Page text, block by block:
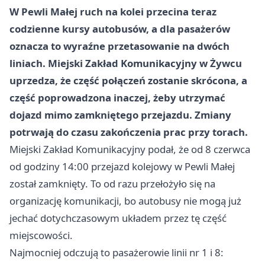
W Pewli Małej ruch na kolei przecina teraz
codzienne kursy autobusów, a dla pasażerów
oznacza to wyraźne przetasowanie na dwóch
liniach. Miejski Zakład Komunikacyjny w Żywcu
uprzedza, że część połączeń zostanie skrócona, a
część poprowadzona inaczej, żeby utrzymać
dojazd mimo zamkniętego przejazdu. Zmiany
potrwają do czasu zakończenia prac przy torach.
Miejski Zakład Komunikacyjny podał, że od 8 czerwca
od godziny 14:00 przejazd kolejowy w Pewli Małej
został zamknięty. To od razu przełożyło się na
organizację komunikacji, bo autobusy nie mogą już
jechać dotychczasowym układem przez tę część
miejscowości.
Najmocniej odczują to pasażerowie linii nr 1 i 8: